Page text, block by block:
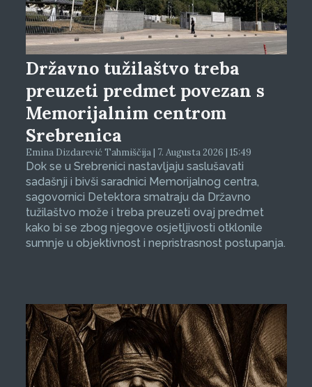
Državno tužilaštvo treba
preuzeti predmet povezan s
Memorijalnim centrom
Srebrenica
Emina Dizdarević Tahmiščija | 7. Augusta 2026 | 15:49
Dok se u Srebrenici nastavljaju saslušavati
sadašnji i bivši saradnici Memorijalnog centra,
sagovornici Detektora smatraju da Državno
tužilaštvo može i treba preuzeti ovaj predmet
kako bi se zbog njegove osjetljivosti otklonile
sumnje u objektivnost i nepristrasnost postupanja.